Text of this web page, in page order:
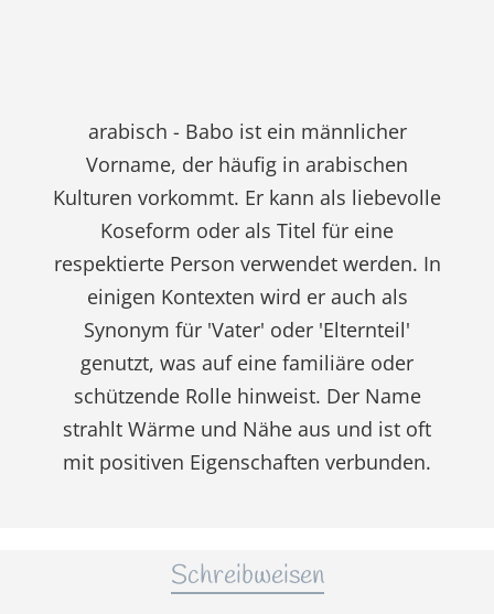
arabisch - Babo ist ein männlicher
Vorname, der häufig in arabischen
Kulturen vorkommt. Er kann als liebevolle
Koseform oder als Titel für eine
respektierte Person verwendet werden. In
einigen Kontexten wird er auch als
Synonym für 'Vater' oder 'Elternteil'
genutzt, was auf eine familiäre oder
schützende Rolle hinweist. Der Name
strahlt Wärme und Nähe aus und ist oft
mit positiven Eigenschaften verbunden.
Schreibweisen